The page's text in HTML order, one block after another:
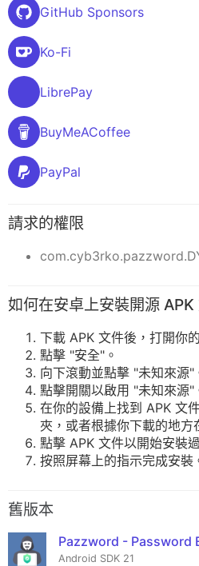
GitHub Sponsors
Ko-Fi
LibrePay
BuyMeACoffee
PayPal
請求的權限
如何在安卓上安裝開源 APK
下載 APK 文件後，打開你
點擊 "安全"。
向下滾動並點擊 "未知來源"
點擊開關以啟用 "未知來源"
在你的設備上找到 APK 文
夾，或者根據你下載的地方
點擊 APK 文件以開始安裝
按照屏幕上的指示完成安裝
舊版本
Pazzword - Password
Android SDK 21